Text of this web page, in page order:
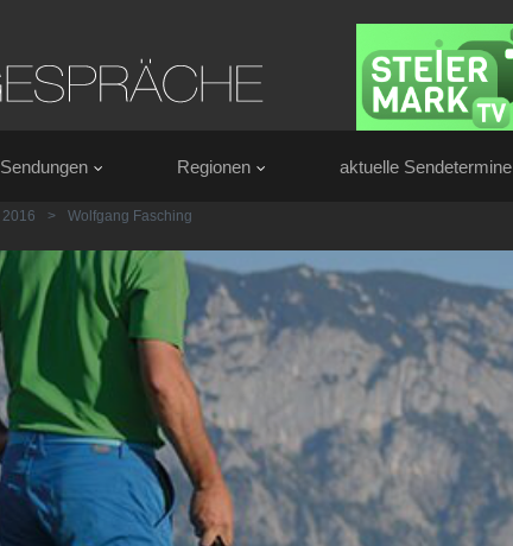
Sendungen Regionen aktuelle Sendetermine
2016 > Wolfgang Fasching